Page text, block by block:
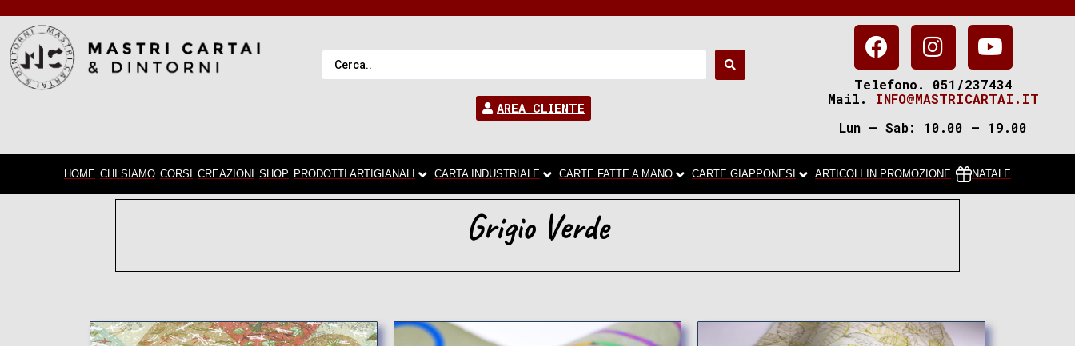
AREA CLIENTE
Telefono. 051/237434
Mail.
INFO@MASTRICARTAI.IT
Lun – Sab: 10.00 – 19.00
HOME CHI SIAMO CORSI CREAZIONI SHOP PRODOTTI ARTIGIANALI CARTA INDUSTRIALE CARTE FATTE A MANO CARTE GIAPPONESI ARTICOLI IN PROMOZIONE NATALE
Grigio Verde